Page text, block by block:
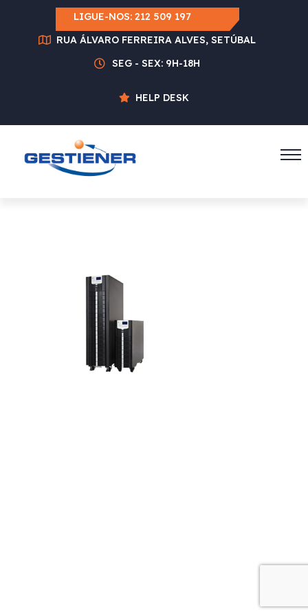
LIGUE-NOS: 212 509 197
RUA ÁLVARO FERREIRA ALVES, SETÚBAL
SEG - SEX: 9H-18H
HELP DESK